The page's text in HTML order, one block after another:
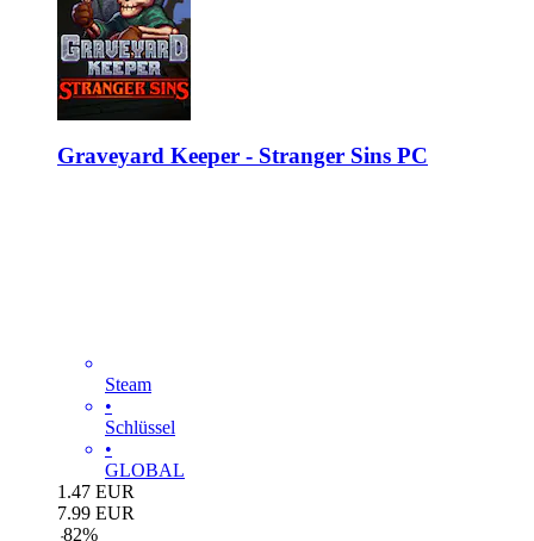
Graveyard Keeper - Stranger Sins PC
Steam
•
Schlüssel
•
GLOBAL
1.47 EUR
7.99 EUR
-82%